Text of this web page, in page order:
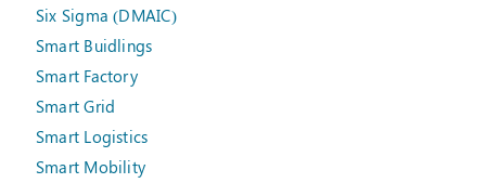
Six Sigma (DMAIC)
Smart Buidlings
Smart Factory
Smart Grid
Smart Logistics
Smart Mobility